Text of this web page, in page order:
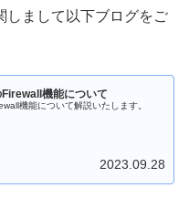
しまして以下ブログをご
機能について
機能について解説いたします。
2023.09.28